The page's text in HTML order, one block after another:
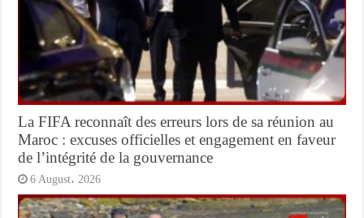
La FIFA reconnaît des erreurs lors de sa réunion au
Maroc : excuses officielles et engagement en faveur
de l’intégrité de la gouvernance
6 August، 2026